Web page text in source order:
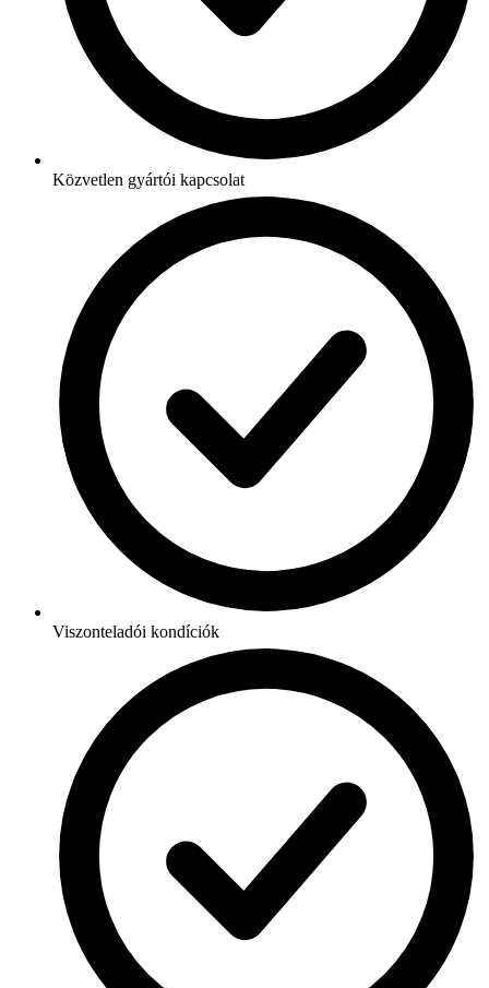
Közvetlen gyártói kapcsolat
Viszonteladói kondíciók